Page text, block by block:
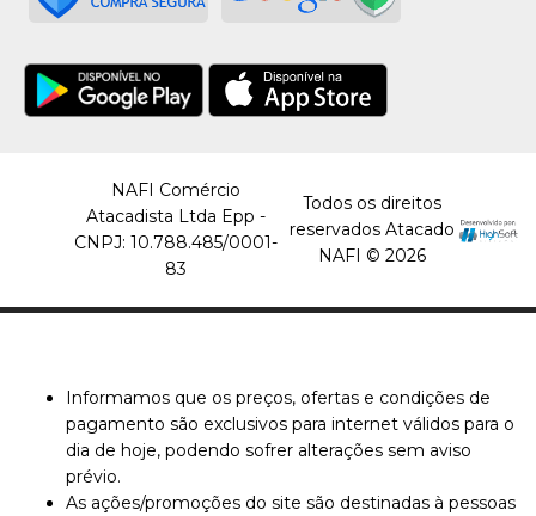
NAFI Comércio
Atacadista Ltda Epp -
CNPJ: 10.788.485/0001-
83
Todos os direitos
reservados Atacado
NAFI © 2026
Informamos que os preços, ofertas e condições de
pagamento são exclusivos para internet válidos para o
dia de hoje, podendo sofrer alterações sem aviso
prévio.
As ações/promoções do site são destinadas à pessoas